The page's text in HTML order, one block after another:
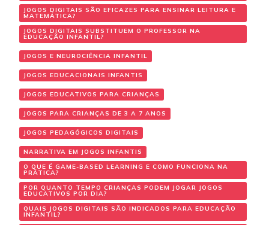
JOGOS DIGITAIS SÃO EFICAZES PARA ENSINAR LEITURA E
MATEMÁTICA?
JOGOS DIGITAIS SUBSTITUEM O PROFESSOR NA
EDUCAÇÃO INFANTIL?
JOGOS E NEUROCIÊNCIA INFANTIL
JOGOS EDUCACIONAIS INFANTIS
JOGOS EDUCATIVOS PARA CRIANÇAS
JOGOS PARA CRIANÇAS DE 3 A 7 ANOS
JOGOS PEDAGÓGICOS DIGITAIS
NARRATIVA EM JOGOS INFANTIS
O QUE É GAME-BASED LEARNING E COMO FUNCIONA NA
PRÁTICA?
POR QUANTO TEMPO CRIANÇAS PODEM JOGAR JOGOS
EDUCATIVOS POR DIA?
QUAIS JOGOS DIGITAIS SÃO INDICADOS PARA EDUCAÇÃO
INFANTIL?